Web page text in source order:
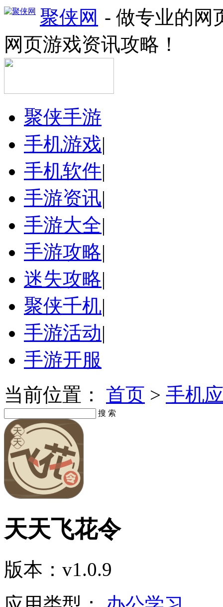
聚侠网 - 做专业的网
网页游戏资讯攻略！
聚侠手游
手机游戏|
手机软件|
手游资讯|
手游大全|
手游攻略|
迷失攻略|
聚侠千机|
手游活动|
手游开服
当前位置： 首页 > 手机
搜 索
天天飞花令
版本：v1.0.9